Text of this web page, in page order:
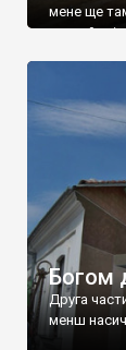
мене ще
принаймні
Богом
Друга
менш